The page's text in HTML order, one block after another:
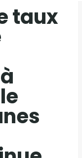
taux